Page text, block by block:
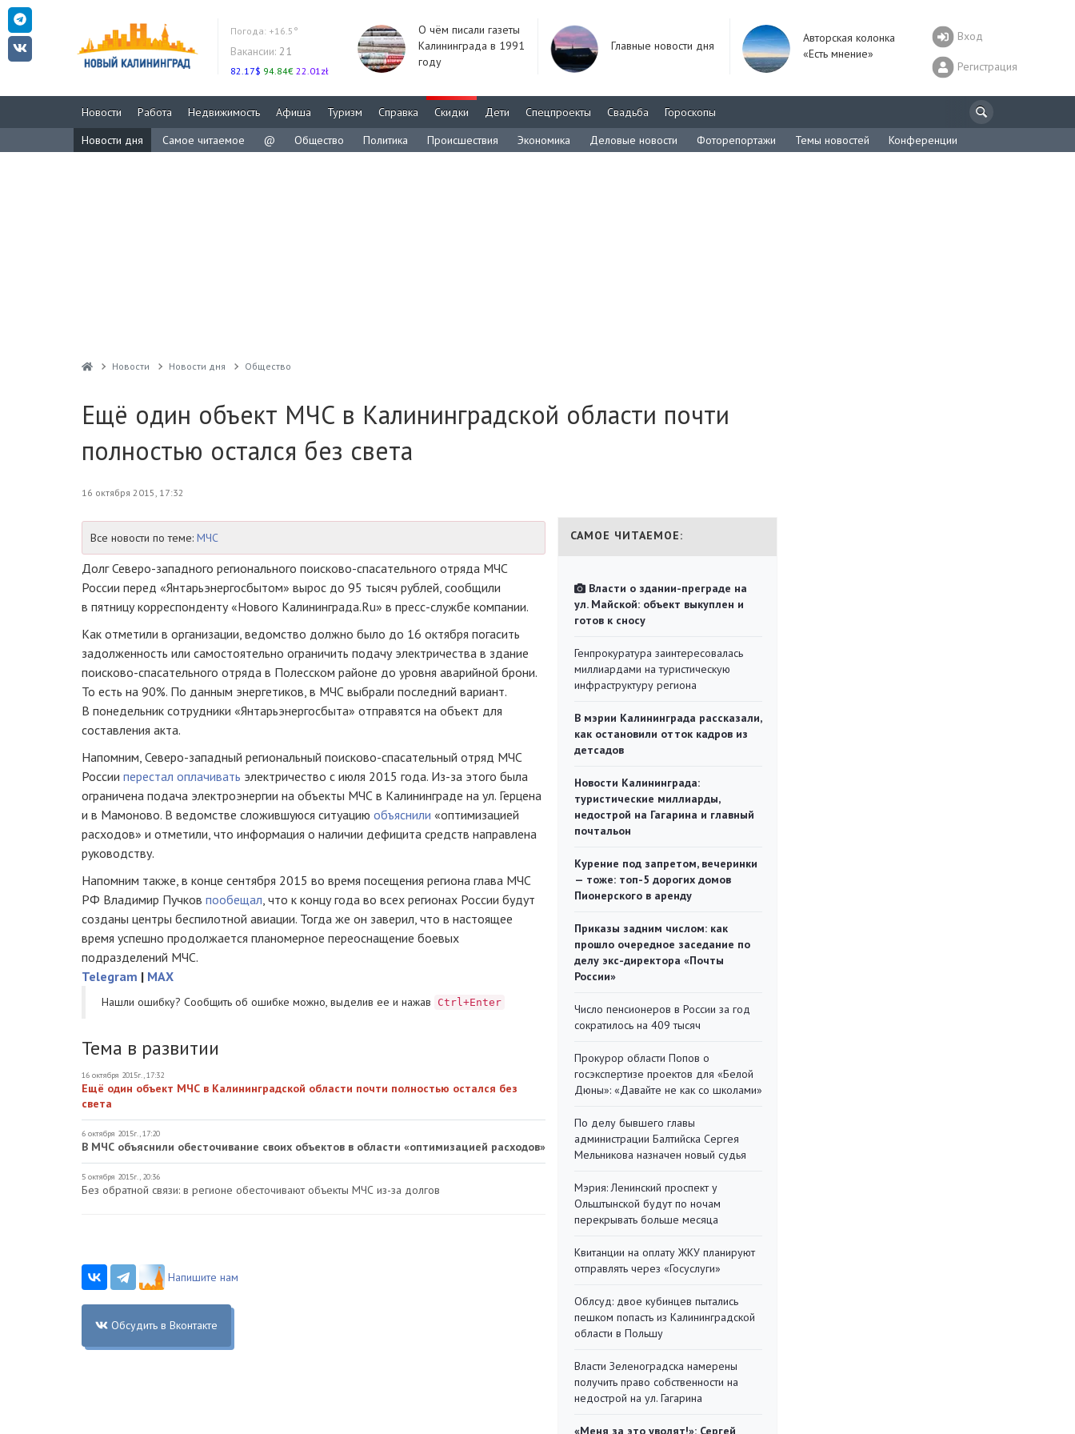
Погода: +16.5°
Вакансии: 21
82.17$ 94.84€ 22.01zł
О чём писали газеты
Калининграда в 1991
году
Главные новости дня
Авторская колонка
«Есть мнение»
Вход
Регистрация
Новости Работа Недвижимость Афиша Туризм Справка Скидки Дети Спецпроекты Свадьба
Гороскопы
Новости дня
Самое читаемое @ Общество Политика Происшествия Экономика Деловые новости Фоторепортажи Темы новостей Конференции
Новости Новости дня Общество
Ещё один объект МЧС в Калининградской области почти
полностью остался без света
16 октября 2015, 17:32
Все новости по теме: МЧС
ДолгСеверо-западного регионального поисково-спасательного отряда МЧС
России перед «Янтарьэнергосбытом» вырос до 95 тысяч рублей, сообщили
в пятницу корреспонденту «Нового Калининграда.Ru» в пресс-службе компании.
Как отметили в организации, ведомство должно было до 16 октября погасить
задолженность или самостоятельно ограничить подачу электричества в здание
поисково-спасательного отряда в Полесском районе до уровня аварийной брони.
То есть на 90%. По данным энергетиков, в МЧС выбрали последний вариант.
В понедельник сотрудники «Янтарьэнергосбыта» отправятся на объект для
составления акта.
Напомним, Северо-западный региональный поисково-спасательный отряд МЧС
России перестал оплачивать электричество с июля 2015 года. Из-за этого была
ограничена подача электроэнергии на объекты МЧС в Калининграде на ул. Герцена
и в Мамоново. В ведомстве сложившуюся ситуацию объяснили «оптимизацией
расходов» и отметили, что информация о наличии дефицита средств направлена
руководству.
Напомним также, в конце сентября 2015 во время посещения региона глава МЧС
РФ Владимир Пучков пообещал, что к концу года во всех регионах России будут
созданы центры беспилотной авиации. Тогда же он заверил, что в настоящее
время успешно продолжается планомерное переоснащение боевых
подразделений МЧС.
Telegram | MAX
Нашли ошибку? Cообщить об ошибке можно, выделив ее и нажав Ctrl+Enter
Тема в развитии
16 октября 2015г., 17:32
Ещё один объект МЧС в Калининградской области почти полностью остался без
света
6 октября 2015г., 17:20
В МЧС объяснили обесточивание своих объектов в области «оптимизацией расходов»
5 октября 2015г., 20:36
Без обратной связи: в регионе обесточивают объекты МЧС из-за долгов
Напишите нам
Обсудить в Вконтакте
САМОЕ ЧИТАЕМОЕ:
Власти о здании-преграде на
ул. Майской: объект выкуплен и
готов к сносу
Генпрокуратура заинтересовалась
миллиардами на туристическую
инфраструктуру региона
В мэрии Калининграда рассказали,
как остановили отток кадров из
детсадов
Новости Калининграда:
туристические миллиарды,
недострой на Гагарина и главный
почтальон
Курение под запретом, вечеринки
— тоже: топ-5 дорогих домов
Пионерского в аренду
Приказы задним числом: как
прошло очередное заседание по
делу экс-директора «Почты
России»
Число пенсионеров в России за год
сократилось на 409 тысяч
Прокурор области Попов о
госэкспертизе проектов для «Белой
Дюны»: «Давайте не как со школами»
По делу бывшего главы
администрации Балтийска Сергея
Мельникова назначен новый судья
Мэрия: Ленинский проспект у
Ольштынской будут по ночам
перекрывать больше месяца
Квитанции на оплату ЖКУ планируют
отправлять через «Госуслуги»
Облсуд: двое кубинцев пытались
пешком попасть из Калининградской
области в Польшу
Власти Зеленоградска намерены
получить право собственности на
недострой на ул. Гагарина
«Меня за это уволят!»: Сергей